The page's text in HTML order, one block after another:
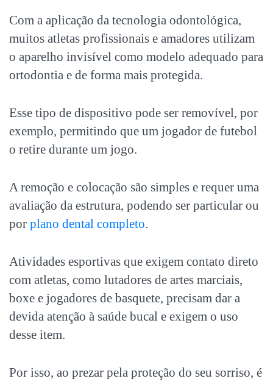
Com a aplicação da tecnologia odontológica,
muitos atletas profissionais e amadores utilizam
o aparelho invisível como modelo adequado para
ortodontia e de forma mais protegida.
Esse tipo de dispositivo pode ser removível, por
exemplo, permitindo que um jogador de futebol
o retire durante um jogo.
A remoção e colocação são simples e requer uma
avaliação da estrutura, podendo ser particular ou
por plano dental completo.
Atividades esportivas que exigem contato direto
com atletas, como lutadores de artes marciais,
boxe e jogadores de basquete, precisam dar a
devida atenção à saúde bucal e exigem o uso
desse item.
Por isso, ao prezar pela proteção do seu sorriso, é